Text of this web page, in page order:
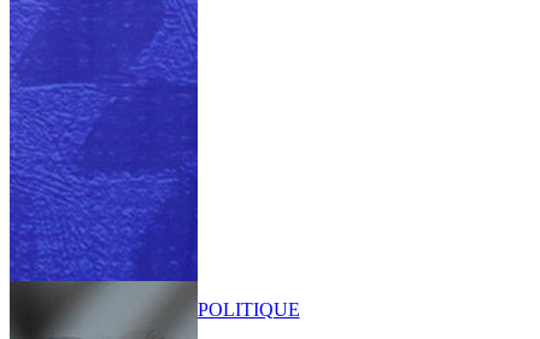
POLITIQUE